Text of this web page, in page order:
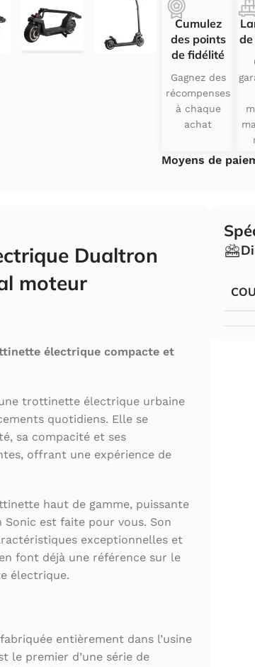
Cumulez
des points
de fidélité
Gagnez des
récompenses
à chaque
achat
Moyens de
Dualtron
moteur
électrique compacte et
trottinette électrique urbaine
quotidiens. Elle se
sa compacité et ses
offrant une expérience de
haut de gamme, puissante
est faite pour vous. Son
exceptionnelles et
font déjà une référence sur le
électrique.
entièrement dans l’usine
le premier d’une série de